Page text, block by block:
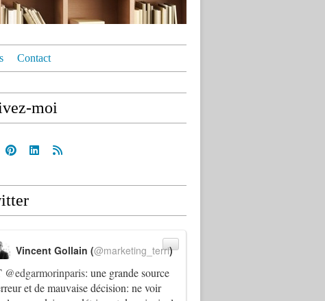
Contact
moi
@edgarmorinparis: une grande source
et de mauvaise décision: ne voir
Vincent Gollain (@marketing_terri)